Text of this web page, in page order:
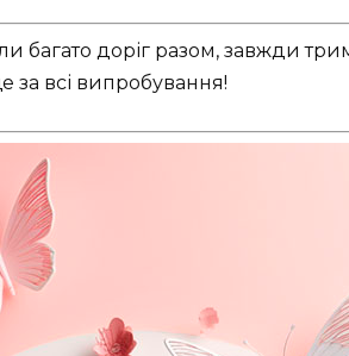
багато доріг разом, завжди
всі випробування!